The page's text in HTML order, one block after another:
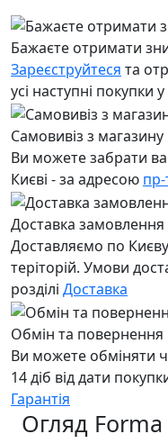
Бажаєте отримати
Зареєструйтеся та
усі наступні покупки
Самовивіз з магазину
Ви можете забрати
Києві - за адресою
Доставка замовлення
Доставляємо по
теріторій. Умови
розділі Доставка
Обмін та повернення
Ви можете обміняти
14 діб від дати
Гарантія
Огляд